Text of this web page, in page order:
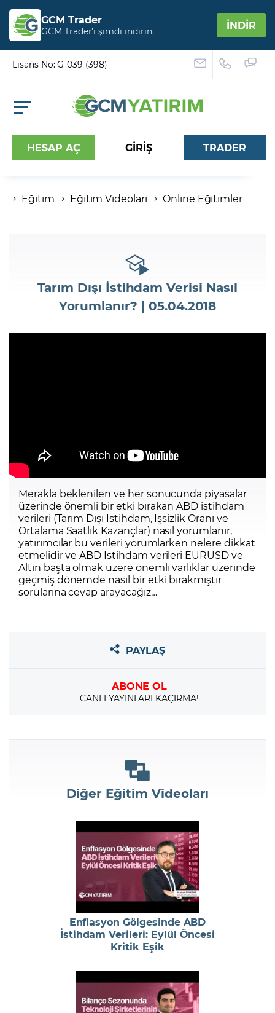
GCM Trader
GCM Trader’ı şimdi indirin. İNDİR
Lisans No: G-039 (398)
HESAP AÇ GİRİŞ
Hesap numaranız
Şifreniz
Şifremi Unuttum
TRADER
Eğitim Eğitim Videolari Online Eğitimler
Tarım Dışı İstihdam Verisi Nasıl
Yorumlanır? | 05.04.2018
Merakla beklenilen ve her sonucunda piyasalar
üzerinde önemli bir etki bırakan ABD istihdam
verileri (Tarım Dışı İstihdam, İşsizlik Oranı ve
Ortalama Saatlik Kazançlar) nasıl yorumlanır,
yatırımcılar bu verileri yorumlarken nelere dikkat
etmelidir ve ABD İstihdam verileri EURUSD ve
Altın başta olmak üzere önemli varlıklar üzerinde
geçmiş dönemde nasıl bir etki bırakmıştır
sorularına cevap arayacağız…
PAYLAŞ
ABONE OL
CANLI YAYINLARI KAÇIRMA!
Diğer Eğitim Videoları
Enflasyon Gölgesinde ABD
İstihdam Verileri: Eylül Öncesi
Kritik Eşik